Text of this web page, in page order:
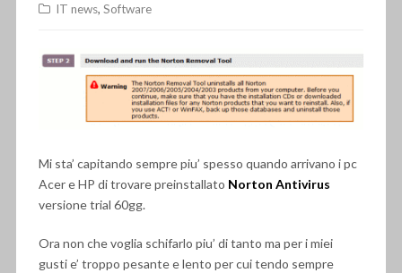
IT news, Software
Mi sta’ capitando sempre piu’ spesso quando arrivano i pc
Acer e HP di trovare preinstallato Norton Antivirus
versione trial 60gg.
Ora non che voglia schifarlo piu’ di tanto ma per i miei
gusti e’ troppo pesante e lento per cui tendo sempre